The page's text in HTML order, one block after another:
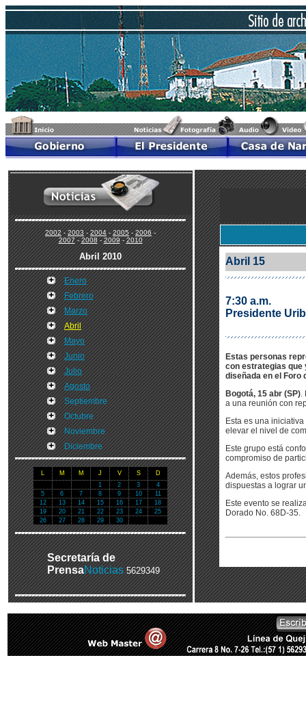
2002-2003-2004-2005-2006-
2007-2008-2009-2010
Abril 2010
Enero
Febrero
Marzo
Abril
Mayo
Junio
Julio
Agosto
Septiembre
Octubre
Noviembre
Diciembre
L M M J V S
D
1
2 3
4
5
6 7 8 9 10
11
12
13 14 15 16 17
18
19
20 21 22 23 24
25
26
27 28 29 30
Secretaría de
PrensaNoticias 5629349
Abril 15
7:30 a.m.
Presidente
Estas personas
con estrategias que
diseñada en el Foro
Bogotá, 15 abr (SP).
a una reunión con
Esta es una
elevar el nivel de
Este grupo está
compromiso de
Además, estos
dispuestas a lograr
Este evento se
Dorado No. 68D-35.